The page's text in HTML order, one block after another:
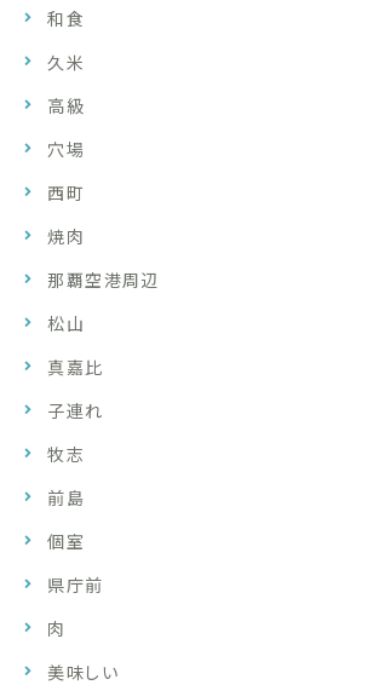
和食
久米
高級
穴場
西町
焼肉
那覇空港周辺
松山
真嘉比
子連れ
牧志
前島
個室
県庁前
肉
美味しい